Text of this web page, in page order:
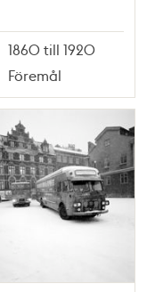
1860 till 1920
Föremål